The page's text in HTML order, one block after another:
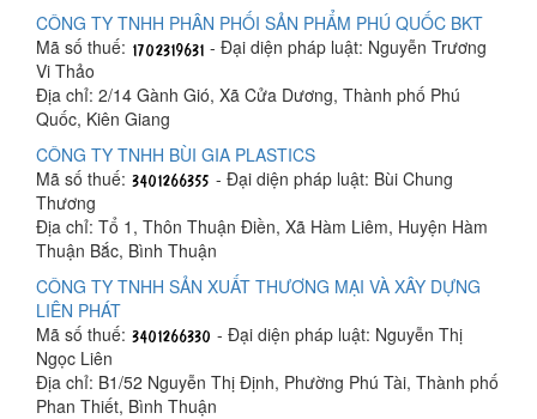
CÔNG TY TNHH PHÂN PHỐI SẢN PHẨM PHÚ QUỐC BKT
Mã số thuế:
- Đại diện pháp luật: Nguyễn Trương
Vi Thảo
Địa chỉ: 2/14 Gành Gió, Xã Cửa Dương, Thành phố Phú
Quốc, Kiên Giang
CÔNG TY TNHH BÙI GIA PLASTICS
Mã số thuế:
- Đại diện pháp luật: Bùi Chung
Thương
Địa chỉ: Tổ 1, Thôn Thuận Điền, Xã Hàm Liêm, Huyện Hàm
Thuận Bắc, Bình Thuận
CÔNG TY TNHH SẢN XUẤT THƯƠNG MẠI VÀ XÂY DỰNG
LIÊN PHÁT
Mã số thuế:
- Đại diện pháp luật: Nguyễn Thị
Ngọc Liên
Địa chỉ: B1/52 Nguyễn Thị Định, Phường Phú Tài, Thành phố
Phan Thiết, Bình Thuận